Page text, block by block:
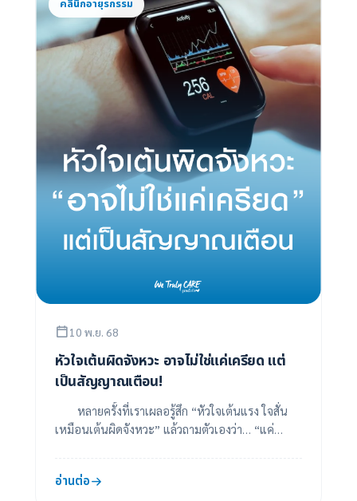
คลินิกอายุรกรรม
10 พ.ย. 68
หัวใจเต้นผิดจังหวะ อาจไม่ใช่แค่เครียด แต่
เป็นสัญญาณเตือน!
หลายครั้งที่เราเผลอรู้สึก “หัวใจเต้นแรง ใจสั่น
เหมือนเต้นผิดจังหวะ” แล้วถามตัวเองว่า… “แค่
อ่านต่อ